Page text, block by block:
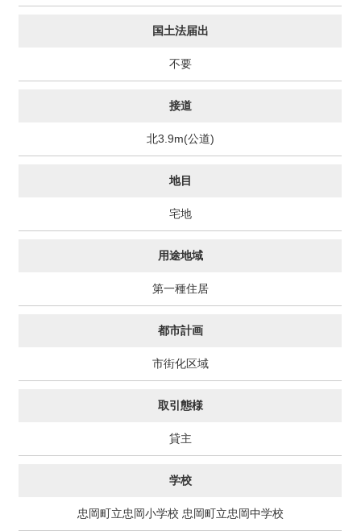
国土法届出
不要
接道
北3.9m(公道)
地目
宅地
用途地域
第一種住居
都市計画
市街化区域
取引態様
貸主
学校
忠岡町立忠岡小学校 忠岡町立忠岡中学校